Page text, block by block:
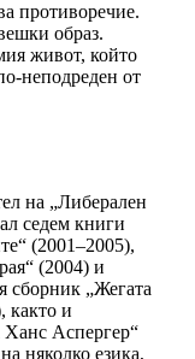
противоречие.
образ.
живот, който
неподреден от
на „Либерален
седем книги
(2001–2005),
(2004) и
сборник „Жегата
както и
Ханс Аспергер“
няколко езика,